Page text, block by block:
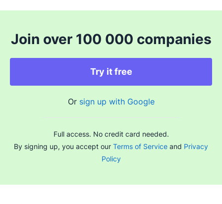
Join over 100 000 companies
Try it free
Or sign up with Google
Full access. No credit card needed.
By signing up, you accept our Terms of Service and Privacy
Policy